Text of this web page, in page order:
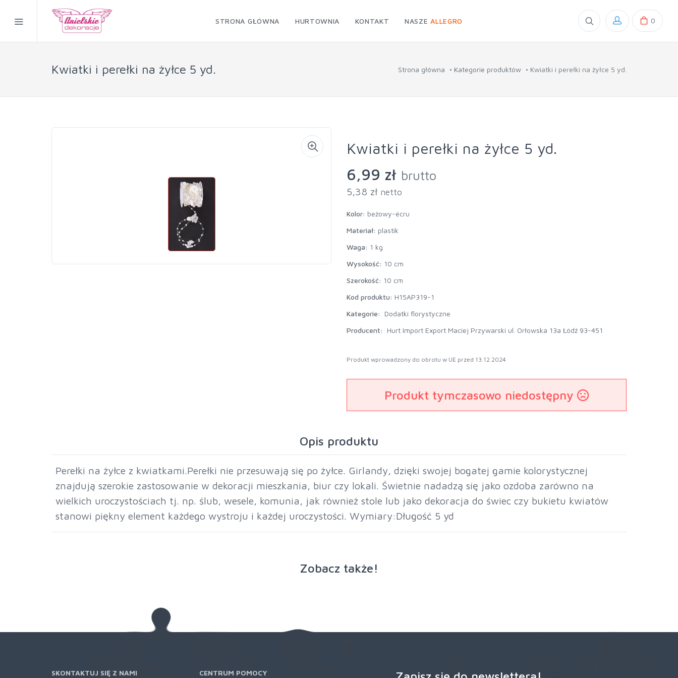
STRONA GŁÓWNA HURTOWNIA KONTAKT NASZEALLEGRO 0
Kwiatki i perełki na żyłce 5 yd. Strona główna Kategorie produktów Kwiatki i perełki na żyłce 5 yd.
Kwiatki i perełki na żyłce 5 yd.
6,99 zł brutto
5,38 zł netto
Kolor: beżowy-écru
Materiał: plastik
Waga: 1 kg
Wysokość: 10 cm
Szerokość: 10 cm
Kod produktu: H15AP319-1
Kategorie:
Dodatki florystyczne
Producent:
Hurt Import Export Maciej Przywarski ul. Orłowska 13a Łódź 93-451
Produkt wprowadzony do obrotu w UE przed 13.12.2024
Produkt tymczasowo niedostępny
Opis produktu
Perełki na żyłce z kwiatkami.Perełki nie przesuwają się po żyłce. Girlandy, dzięki swojej bogatej gamie kolorystycznej
znajdują szerokie zastosowanie w dekoracji mieszkania, biur czy lokali. Świetnie nadadzą się jako ozdoba zarówno na
wielkich uroczystościach tj. np. ślub, wesele, komunia, jak również stole lub jako dekoracja do świec czy bukietu kwiatów
stanowi piękny element każdego wystroju i każdej uroczystości. Wymiary:Długość 5 yd
Zobacz także!
SKONTAKTUJ SIĘ Z NAMI CENTRUM POMOCY